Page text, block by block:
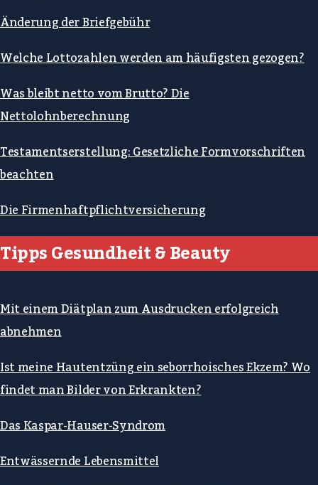
Änderung der Briefgebühr
Welche Lottozahlen werden am häufigsten gezogen?
Was bleibt netto vom Brutto? Die
Nettolohnberechnung
Testamentserstellung: Gesetzliche Formvorschriften
beachten
Die Firmenhaftpflichtversicherung
Tipps Gesundheit & Beauty
Mit einem Diätplan zum Ausdrucken erfolgreich
abnehmen
Ist meine Hautentzüng ein seborrhoisches Ekzem? Wo
findet man Bilder von Erkrankten?
Das Kaspar-Hauser-Syndrom
Entwässernde Lebensmittel